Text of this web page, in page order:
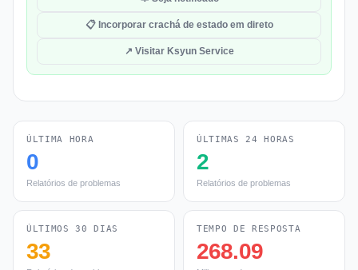
📋 Incorporar crachá de estado em direto
↗ Visitar Ksyun Service
ÚLTIMA HORA
0
Relatórios de problemas
ÚLTIMAS 24 HORAS
2
Relatórios de problemas
ÚLTIMOS 30 DIAS
33
TEMPO DE RESPOSTA
268.09